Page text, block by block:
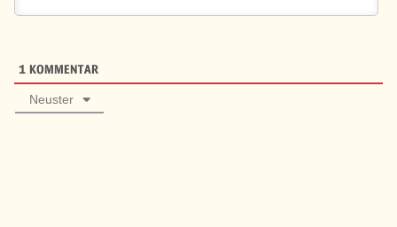
1 KOMMENTAR
Neuster